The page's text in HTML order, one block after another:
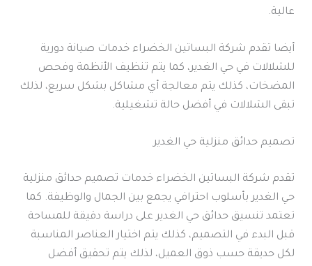
عالية.
أيضا تقدم شركة البساتين الخضراء خدمات صيانة دورية
للشلالات في حي الغدير، كما يتم تنظيف الأنظمة وفحص
المضخات، كذلك يتم معالجة أي مشاكل بشكل سريع، لذلك
تبقى الشلالات في أفضل حالة تشغيلية.
تصميم حدائق منزلية حي الغدير
تقدم شركة البساتين الخضراء خدمات تصميم حدائق منزلية
حي الغدير بأسلوب احترافي يجمع بين الجمال والوظيفة. كما
تعتمد تنسيق حدائق حي الغدير على دراسة دقيقة للمساحة
قبل البدء في التصميم، كذلك يتم اختيار العناصر المناسبة
لكل حديقة حسب ذوق العميل، لذلك يتم تحقيق أفضل